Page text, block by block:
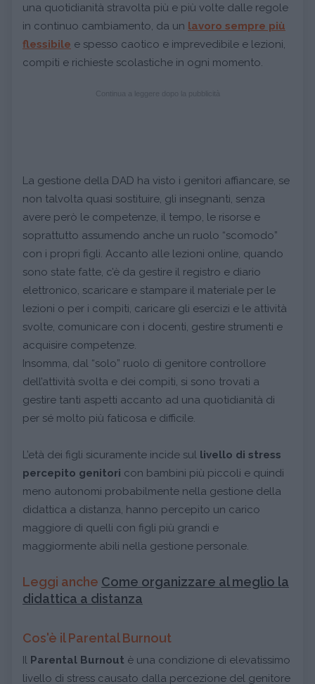
una quotidianità stravolta più e più volte dalle regole
in continuo cambiamento, da un lavoro sempre più
flessibile e spesso caotico e imprevedibile e lezioni,
compiti e richieste scolastiche in ogni momento.
La gestione della DAD ha visto i genitori affiancare, se
non talvolta quasi sostituire, gli insegnanti, senza
avere però le competenze, il tempo, le risorse e
soprattutto assumendo anche un ruolo “scomodo”
con i propri figli. Accanto alle lezioni online, quando
sono state fatte, c’è da gestire il registro e diario
elettronico, scaricare e stampare il materiale per le
lezioni o per i compiti, caricare gli esercizi e le attività
svolte, comunicare con i docenti, gestire strumenti e
acquisire competenze.
Insomma, dal “solo” ruolo di genitore controllore
dell’attività svolta e dei compiti, si sono trovati a
gestire tanti aspetti accanto ad una quotidianità di
per sé molto più faticosa e difficile.
L’età dei figli sicuramente incide sul livello di stress
percepito genitori con bambini più piccoli e quindi
meno autonomi probabilmente nella gestione della
didattica a distanza, hanno percepito un carico
maggiore di quelli con figli più grandi e
maggiormente abili nella gestione personale.
Leggi anche Come organizzare al meglio la
didattica a distanza
Cos'è il Parental Burnout
Il Parental Burnout è una condizione di elevatissimo
livello di stress causato dalla percezione del genitore